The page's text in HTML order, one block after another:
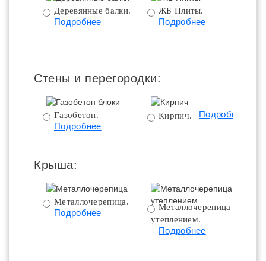
Деревянные балки.
Подробнее
ЖБ Плиты.
Подробнее
Стены и перегородки:
Газобетон.
Подробнее
Кирпич. Подробнее
Крыша:
Металлочерепица.
Подробнее
Металлочерепица с
утеплением.
Подробнее